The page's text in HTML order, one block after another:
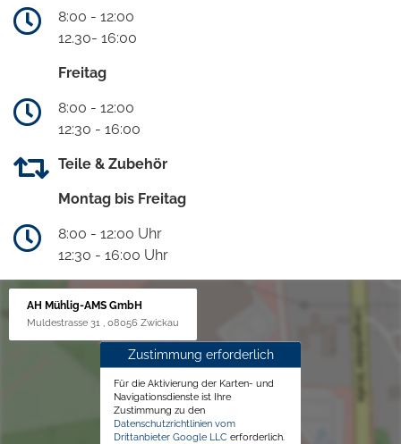
8:00 - 12:00
12.30- 16:00
Freitag
8:00 - 12:00
12:30 - 16:00
Teile & Zubehör
Montag bis Freitag
8:00 - 12:00 Uhr
12:30 - 16:00 Uhr
AH Mühlig-AMS GmbH
Muldestrasse 31 , 08056 Zwickau
Zustimmung erforderlich
Für die Aktivierung der Karten- und
Navigationsdienste ist Ihre
Zustimmung zu den
Datenschutzrichtlinien vom
Drittanbieter Google LLC erforderlich.